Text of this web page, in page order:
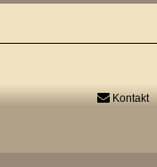
Kontakt